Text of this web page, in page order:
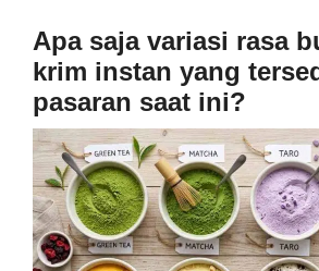
Apa saja variasi rasa
krim instan yang
pasaran saat ini?